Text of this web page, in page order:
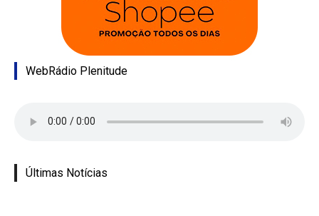
WebRádio Plenitude
Últimas Notícias